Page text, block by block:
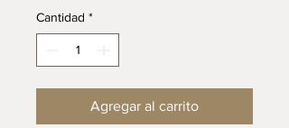
Cantidad *
Agregar al carrito